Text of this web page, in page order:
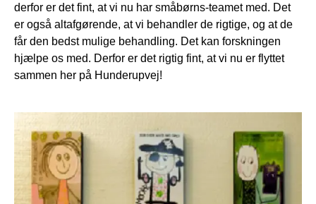
derfor er det fint, at vi nu har småbørns-teamet med. Det
er også altafgørende, at vi behandler de rigtige, og at de
får den bedst mulige behandling. Det kan forskningen
hjælpe os med. Derfor er det rigtig fint, at vi nu er flyttet
sammen her på Hunderupvej!